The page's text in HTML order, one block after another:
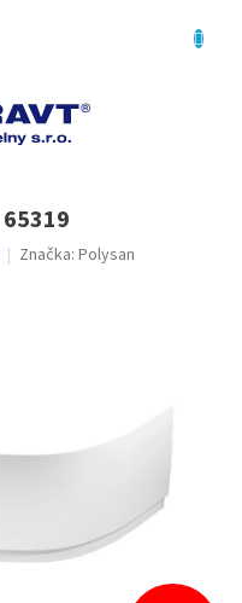
65319
Značka: Polysan